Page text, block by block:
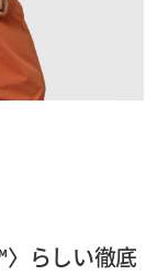
〉らしい徹底